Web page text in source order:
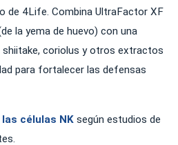
de 4Life. Combina UltraFactor XF
la yema de huevo) con una
shiitake, coriolus y otros extractos
para fortalecer las defensas
células NK según estudios de